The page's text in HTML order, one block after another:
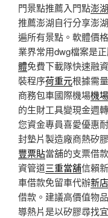
門景點推薦入門點澎
推薦澎湖自行分享澎
遍所有景點。軟體價
業界常用dwg檔案是
體免費下載隊快速融
裝程序荷重元根據需
商務包車國際機場機
的生財工具變現金週
您資金專員喜愛優惠
封墊片製造廠商熱矽
豐票貼當舖的支票借
資管道三重當舖信賴
車借款免留車代辦新
借款。建議高價值物
導熱片是以矽膠尋找